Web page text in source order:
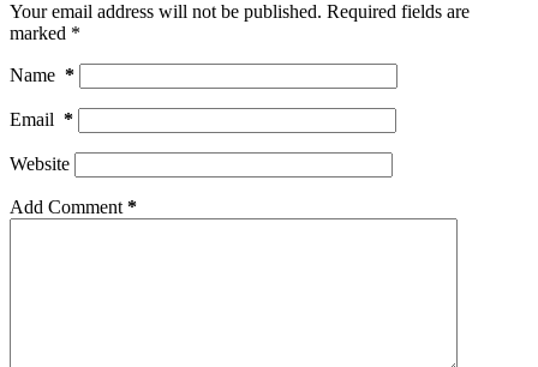
Your email address will not be published. Required fields are
marked *
Name *
Email *
Website
Add Comment *